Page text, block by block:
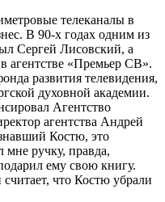
телеканалы в
В 90-х годах одним из
Сергей Лисовский, а
агентстве «Премьер СВ».
развития телевидения,
духовной академии.
Агентство
агентства Андрей
Костю, это
мне ручку, правда,
ему свою книгу.
что Костю убрали